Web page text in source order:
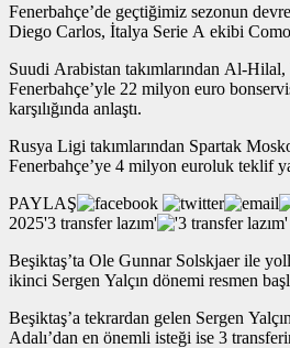
Fenerbahçe’de geçtiğimiz sezonun devre
Diego Carlos, İtalya Serie A ekibi
Suudi Arabistan takımlarından Al-
Fenerbahçe’yle 22 milyon euro
karşılığında anlaştı.
Rusya Ligi takımlarından Spartak
Fenerbahçe’ye 4 milyon euroluk teklif
PAYLAŞ
2025'3 transfer lazım'
Beşiktaş’ta Ole Gunnar Solskjaer ile
ikinci Sergen Yalçın dönemi resmen
Beşiktaş’a tekrardan gelen Sergen
Adalı’dan en önemli isteği ise 3